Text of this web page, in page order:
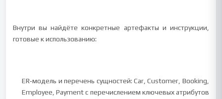
Внутри вы найдёте конкретные артефакты и инструкции,
готовые к использованию:
ER‑модель и перечень сущностей: Car, Customer, Booking,
Employee, Payment с перечислением ключевых атрибутов